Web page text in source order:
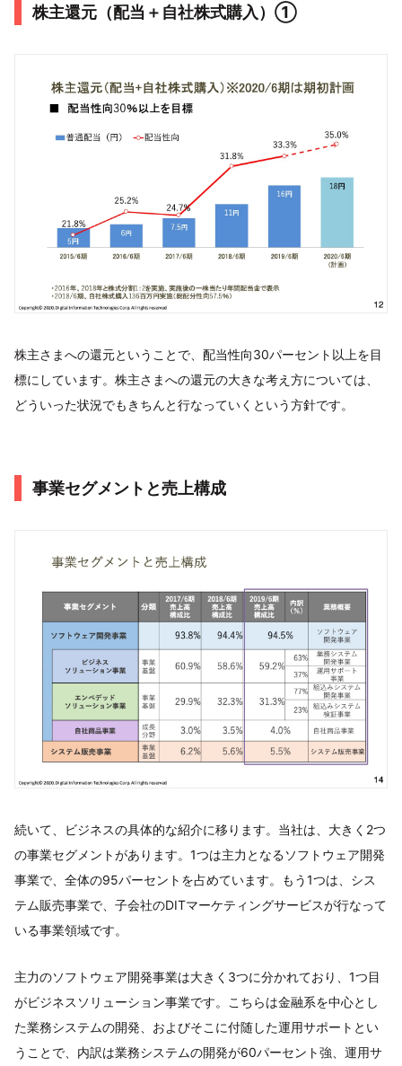
株主還元（配当＋自社株式購入）①
株主さまへの還元ということで、配当性向30パーセント以上を目
標にしています。株主さまへの還元の大きな考え方については、
どういった状況でもきちんと行なっていくという方針です。
事業セグメントと売上構成
続いて、ビジネスの具体的な紹介に移ります。当社は、大きく2つ
の事業セグメントがあります。1つは主力となるソフトウェア開発
事業で、全体の95パーセントを占めています。もう1つは、シス
テム販売事業で、子会社のDITマーケティングサービスが行なって
いる事業領域です。
主力のソフトウェア開発事業は大きく3つに分かれており、1つ目
がビジネスソリューション事業です。こちらは金融系を中心とし
た業務システムの開発、およびそこに付随した運用サポートとい
うことで、内訳は業務システムの開発が60パーセント強、運用サ